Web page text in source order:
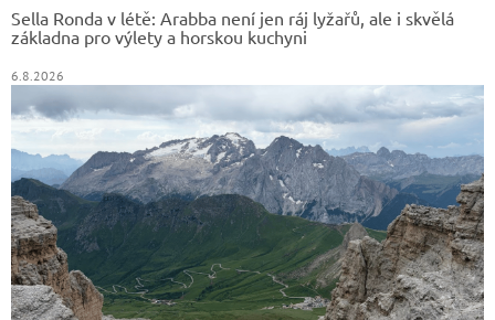
Sella Ronda v létě: Arabba není jen ráj lyžařů, ale i skvělá
základna pro výlety a horskou kuchyni
6.8.2026